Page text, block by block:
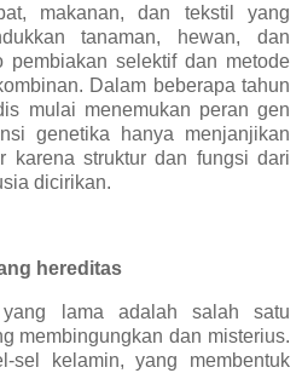
makanan, dan tekstil yang
tanaman, hewan, dan
pembiakan selektif dan metode
Dalam beberapa tahun
mulai menemukan peran gen
genetika hanya menjanjikan
karena struktur dan fungsi dari
dicirikan.
hereditas
lama adalah salah satu
membingungkan dan misterius.
sel kelamin, yang membentuk